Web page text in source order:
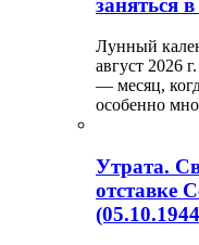
Лунный
август 2026
— месяц,
особенно
Утрата.
отставке